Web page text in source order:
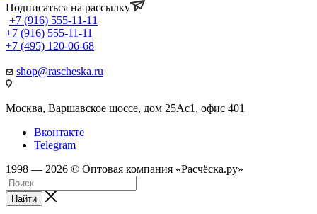
Подписаться на рассылку
+7 (916) 555-11-11
+7 (916) 555-11-11
+7 (495) 120-06-68
shop@rascheska.ru
Москва, Варшавское шоссе, дом 25Аc1, офис 401
Вконтакте
Telegram
1998 — 2026 © Оптовая компания «Расчёска.ру»
Найти